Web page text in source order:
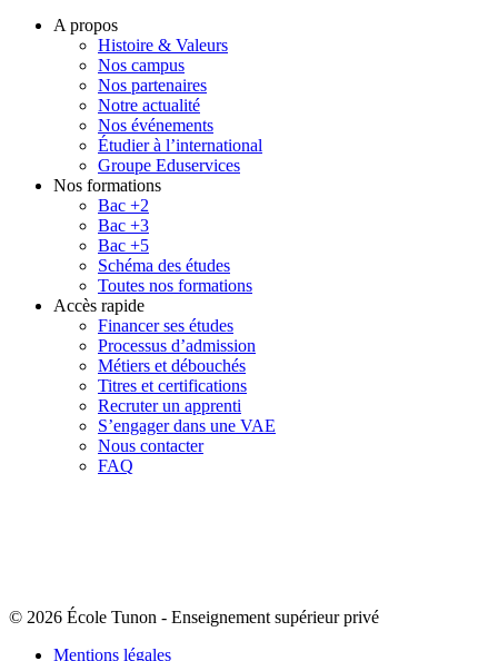
A propos
Histoire & Valeurs
Nos campus
Nos partenaires
Notre actualité
Nos événements
Étudier à l’international
Groupe Eduservices
Nos formations
Bac +2
Bac +3
Bac +5
Schéma des études
Toutes nos formations
Accès rapide
Financer ses études
Processus d’admission
Métiers et débouchés
Titres et certifications
Recruter un apprenti
S’engager dans une VAE
Nous contacter
FAQ
© 2026 École Tunon - Enseignement supérieur privé
Mentions légales